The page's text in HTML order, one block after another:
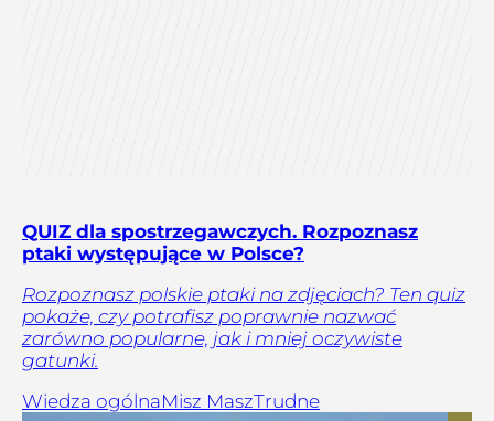
QUIZ dla spostrzegawczych. Rozpoznasz
ptaki występujące w Polsce?
Rozpoznasz polskie ptaki na zdjęciach? Ten quiz
pokaże, czy potrafisz poprawnie nazwać
zarówno popularne, jak i mniej oczywiste
gatunki.
Wiedza ogólnaMisz MaszTrudne